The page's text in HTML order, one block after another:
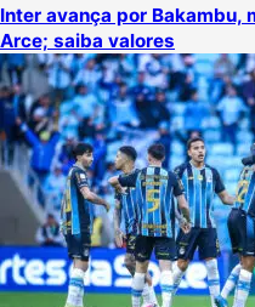
Inter avança por Bakambu,
Arce; saiba valores